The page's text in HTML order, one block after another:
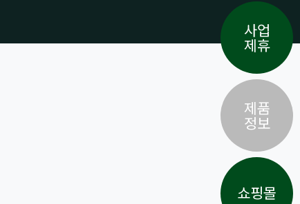
사업
제휴
제품
정보
쇼핑몰